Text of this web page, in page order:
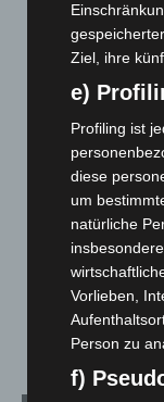
Brand im „Haus
eingedämmt
6. August 2026
Roten Kreuz
5. August 2026
Mann läuft mit
Zeugen
5. August 2026
Celle: Mensch
5. August 2026
Ziel, ihre
e)
Profiling ist
diese
um
natürliche
Vorlieben,
Person zu
f)